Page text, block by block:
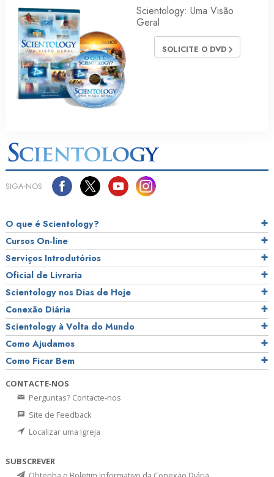
Scientology: Uma Visão
Geral
SOLICITE O DVD
SIGA‑NOS
O que é Scientology?
Cursos On‑line
Serviços Introdutórios
Oficial de Livraria
Scientology nos Dias de Hoje
Conexão Diária
Scientology à Volta do Mundo
Como Ajudamos
Como Ficar Bem
CONTACTE‑NOS
Perguntas? Contacte‑nos
Site de Feedback
Localizar uma Igreja
SUBSCREVER